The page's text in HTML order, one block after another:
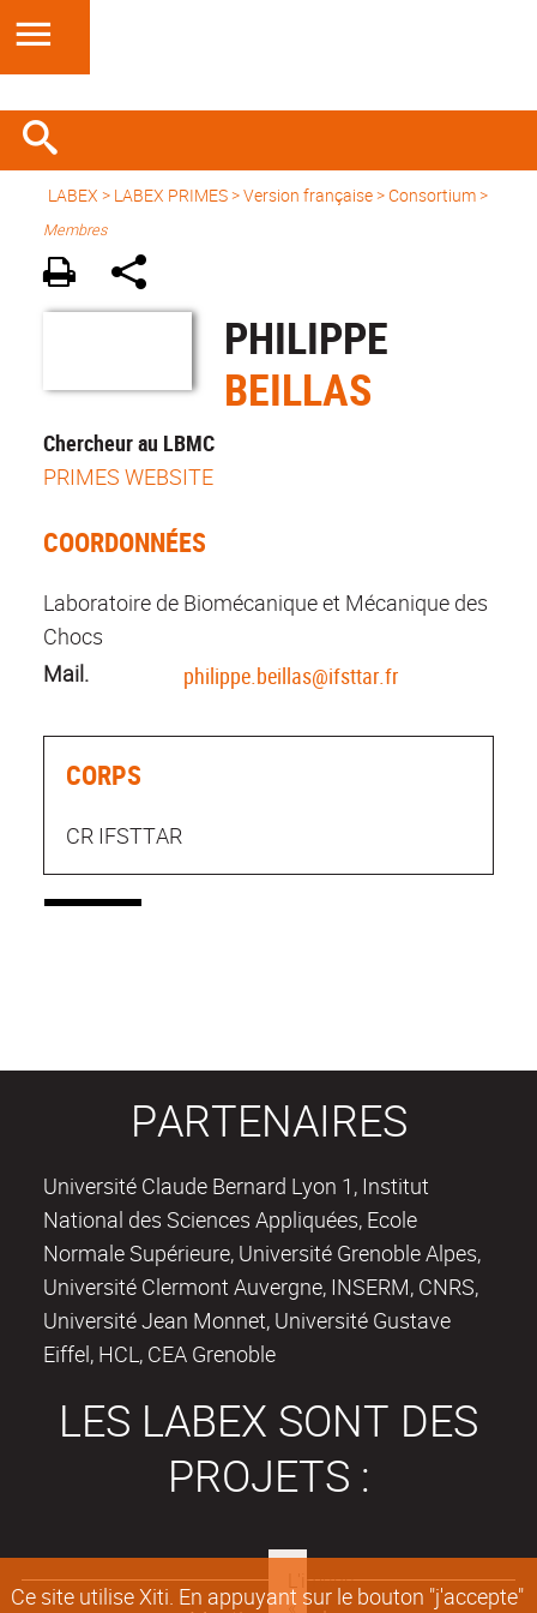
Ce site utilise Xiti. En appuyant sur le bouton "j'accepte"
LABEX > LABEX PRIMES>Version française> Consortium >
Membres
PHILIPPE
BEILLAS
Chercheur au LBMC
PRIMES WEBSITE
COORDONNÉES
Laboratoire de Biomécanique et Mécanique des
Chocs
Mail.
philippe.beillas@ifsttar.fr
CORPS
CR IFSTTAR
PARTENAIRES
Université Claude Bernard Lyon 1, Institut
National des Sciences Appliquées, Ecole
Normale Supérieure, Université Grenoble Alpes,
Université Clermont Auvergne, INSERM, CNRS,
Université Jean Monnet, Université Gustave
Eiffel, HCL, CEA Grenoble
LES LABEX SONT DES
PROJETS :